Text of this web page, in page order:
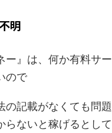
明
ー』は、何か有料サ
ので
の記載がなくても問
らないと稼げるとし